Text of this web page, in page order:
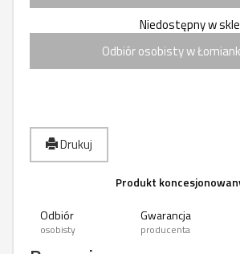
Niedostępny w
Odbiór osobisty w
Drukuj
Produkt
Odbiór
osobisty
Gwarancja
producenta